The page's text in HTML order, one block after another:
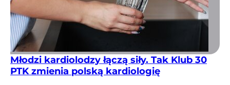
Młodzi kardiolodzy łączą siły. Tak Klub 30
PTK zmienia polską kardiologię